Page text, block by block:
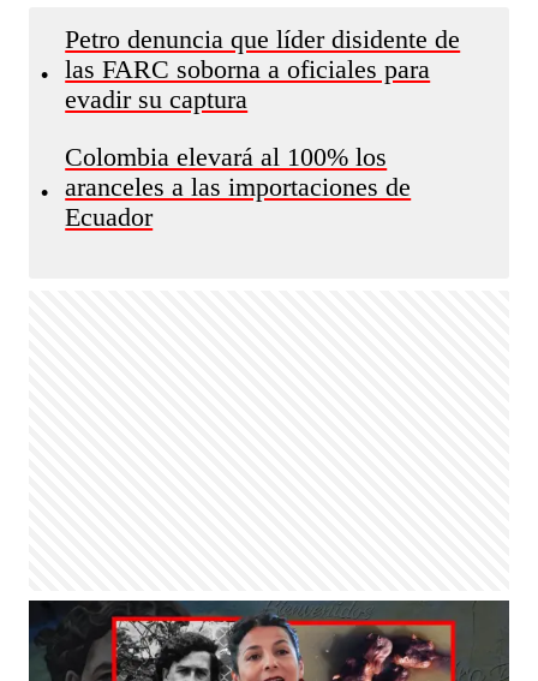
•
Petro denuncia que líder disidente de
las FARC soborna a oficiales para
evadir su captura
•
Colombia elevará al 100% los
aranceles a las importaciones de
Ecuador